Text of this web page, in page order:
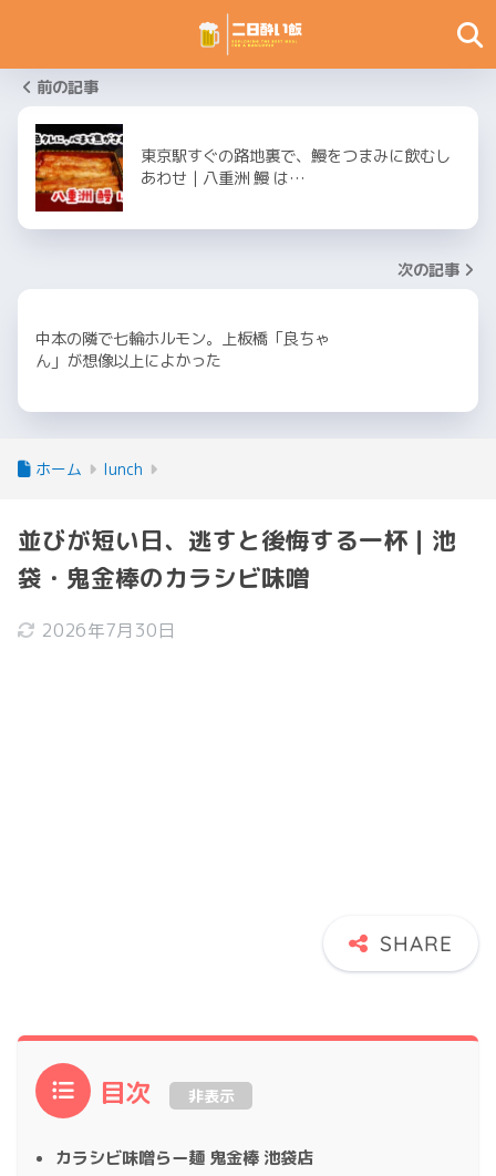
前の記事
東京駅すぐの路地裏で、鰻をつまみに飲むし
あわせ｜八重洲 鰻 は…
次の記事
中本の隣で七輪ホルモン。上板橋「良ちゃ
ん」が想像以上によかった
ホーム lunch
並びが短い日、逃すと後悔する一杯｜池
袋・鬼金棒のカラシビ味噌
2026年7月30日
目次 非表示
カラシビ味噌らー麺 鬼金棒 池袋店